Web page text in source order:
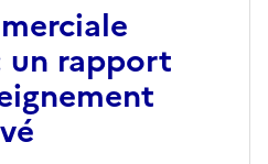
un rapport